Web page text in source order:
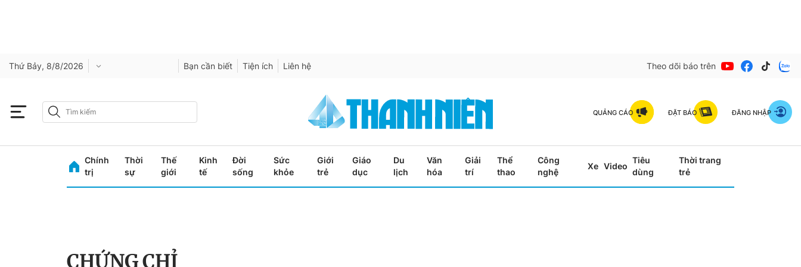
Thứ Bảy, 8/8/2026 Bạn cần biết Tiện ích Liên hệ Theo dõi báo trên
QUẢNG CÁO ĐẶT BÁO ĐĂNG NHẬP
Chính
trị
Thời
sự
Thế
giới
Kinh
tế
Đời
sống
Sức
khỏe
Giới
trẻ
Giáo
dục
Du
lịch
Văn
hóa
Giải
trí
Thể
thao
Công
nghệ
Xe Video
Tiêu
dùng
Thời trang
trẻ
CHỨNG CHỈ